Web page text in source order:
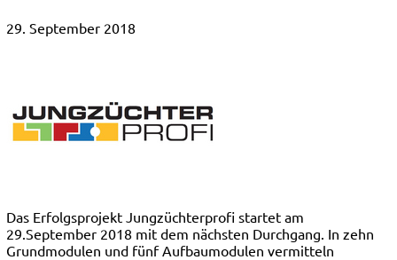
29. September 2018
Das Erfolgsprojekt Jungzüchterprofi startet am
29.September 2018 mit dem nächsten Durchgang. In zehn
Grundmodulen und fünf Aufbaumodulen vermitteln